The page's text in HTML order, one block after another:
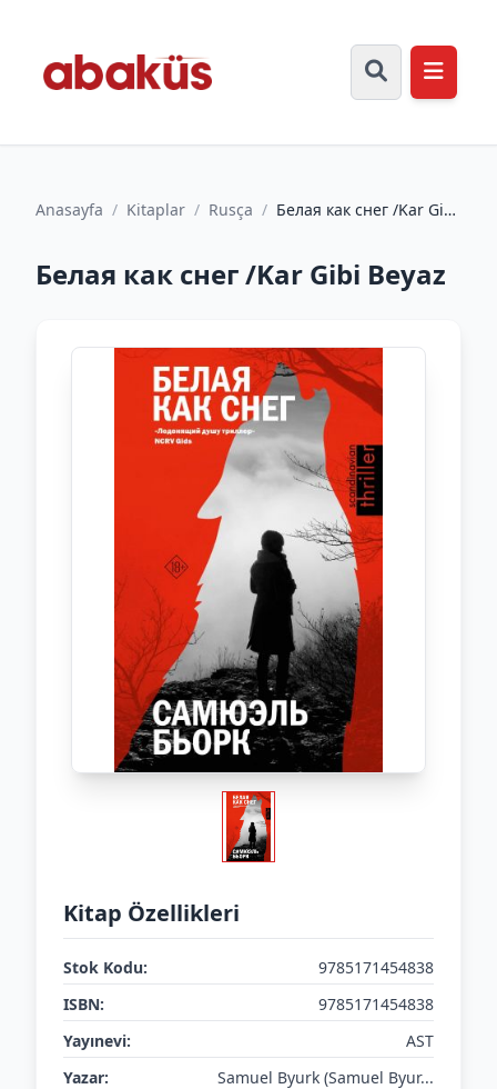
Anasayfa / Kitaplar / Rusça / Белая как снег /Kar Gibi
Белая как снег /Kar Gibi Beyaz
Kitap Özellikleri
Stok Kodu:
9785171454838
ISBN:
9785171454838
Yayınevi:
AST
Yazar:
Samuel Byurk (Samuel Byur...